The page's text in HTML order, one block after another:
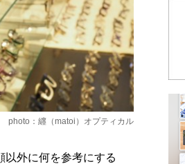
photo：纒（matoi）オプティカル
以外に何を参考にする